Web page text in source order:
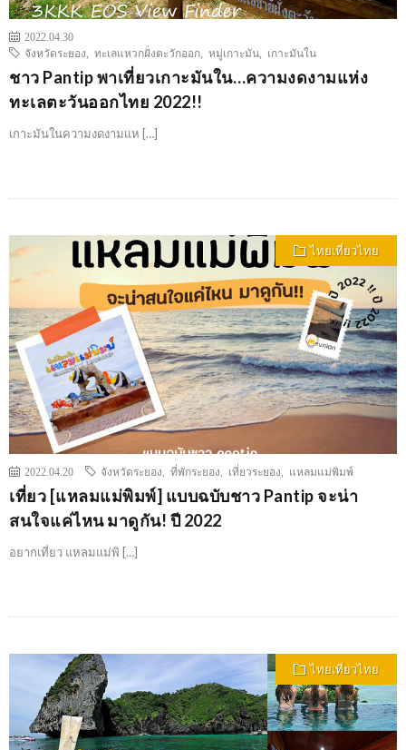
2022.04.30
จังหวัดระยอง
ทะเลแหวกฝั่งตะวักออก หมู่เกาะมัน เกาะมันใน
ชาว Pantip พาเที่ยวเกาะมันใน…ความงดงามแห่ง
ทะเลตะวันออกไทย 2022!!
เกาะมันในความงดงามแห […]
ไทยเที่ยวไทย
2022.04.20 จังหวัดระยอง ที่พักระยอง เที่ยวระยอง แหลมแม่พิมพ์
เที่ยว [แหลมแม่พิมพ์] แบบฉบับชาว Pantip จะน่า
สนใจแค่ไหน มาดูกัน! ปี 2022
อยากเที่ยว แหลมแม่พิ […]
ไทยเที่ยวไทย